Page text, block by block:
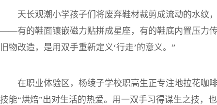
天长观潮小学孩子们将废弃鞋材裁剪成流动的水纹
——有的鞋面镶嵌磁力贴拼成星座，有的鞋底内置压力
旧物改造，是用双手重新定义‘行走’的意义。”
在职业体验区，杨绫子学校职高生正专注地拉花咖
技能“烘焙”出对生活的热爱。用一双手习得谋生之技，